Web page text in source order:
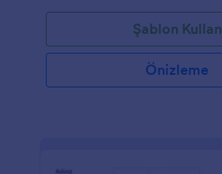
Şablon Kullan
Önizleme